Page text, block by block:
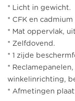
* Licht in gewicht.
* CFK en cadmium
* Mat oppervlak,
* Zelfdovend.
* 1 zijde
*
winkelinrichting,
* Afmetingen